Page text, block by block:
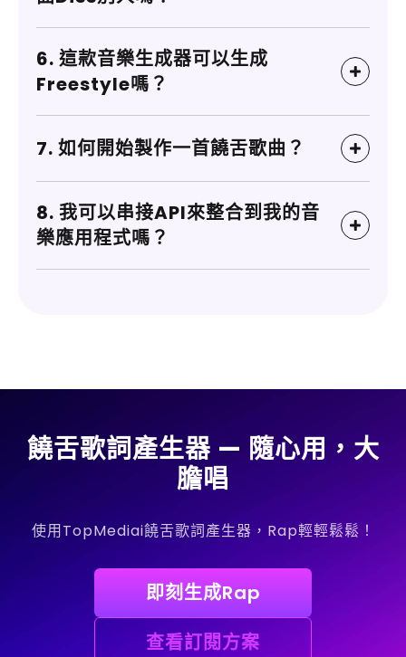
6. 這款音樂生成器可以生成
Freestyle嗎？
7. 如何開始製作一首饒舌歌曲？
8. 我可以串接API來整合到我的音
樂應用程式嗎？
饒舌歌詞產生器 — 隨心用，大
膽唱
使用TopMediai饒舌歌詞產生器，Rap輕輕鬆鬆！
即刻生成Rap
查看訂閱方案